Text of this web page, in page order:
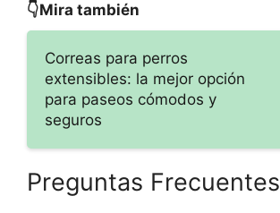
👇Mira también
Correas para perros
extensibles: la mejor opción
para paseos cómodos y
seguros
Preguntas Frecuentes